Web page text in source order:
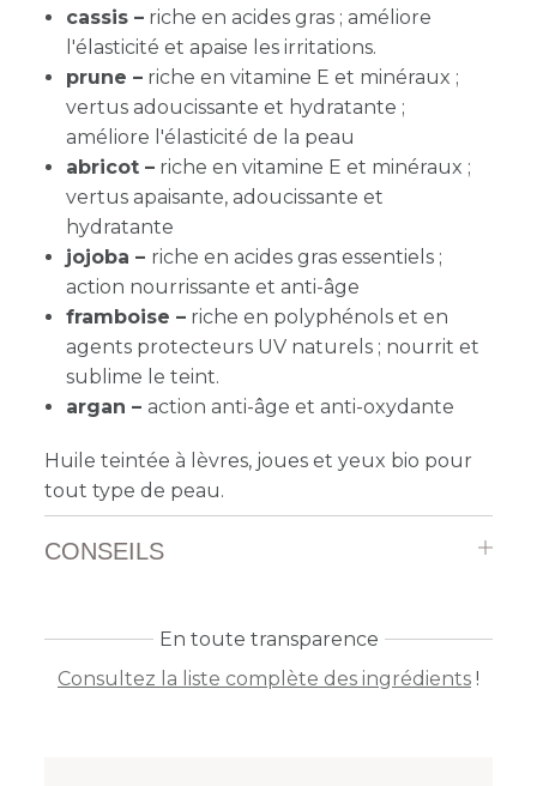
cassis – riche en acides gras ; améliore
l'élasticité et apaise les irritations.
prune – riche en vitamine E et minéraux ;
vertus adoucissante et hydratante ;
améliore l'élasticité de la peau
abricot – riche en vitamine E et minéraux ;
vertus apaisante, adoucissante et
hydratante
jojoba – riche en acides gras essentiels ;
action nourrissante et anti-âge
framboise – riche en polyphénols et en
agents protecteurs UV naturels ; nourrit et
sublime le teint.
argan – action anti-âge et anti-oxydante
Huile teintée à lèvres, joues et yeux bio pour
tout type de peau.
CONSEILS
En toute transparence
Consultez la liste complète des ingrédients !